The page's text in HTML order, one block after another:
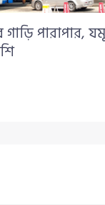
গাড়ি পারাপার,